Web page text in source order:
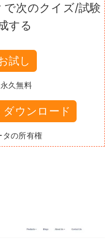
次のクイズ/試験
する
試し
久無料
ウンロード
タの所有権